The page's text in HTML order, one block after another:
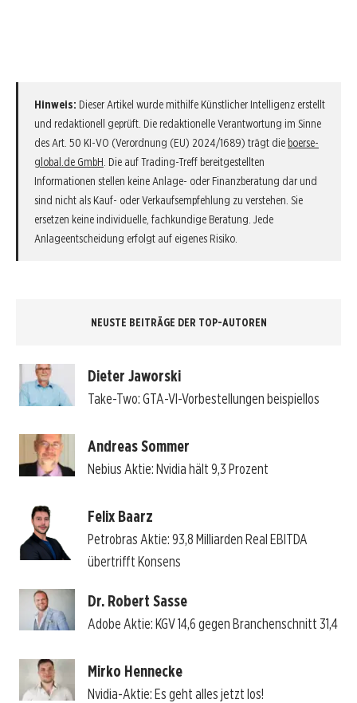
Hinweis: Dieser Artikel wurde mithilfe Künstlicher Intelligenz erstellt
und redaktionell geprüft. Die redaktionelle Verantwortung im Sinne
des Art. 50 KI-VO (Verordnung (EU) 2024/1689) trägt die boerse-
global.de GmbH . Die auf Trading-Treff bereitgestellten
Informationen stellen keine Anlage- oder Finanzberatung dar und
sind nicht als Kauf- oder Verkaufsempfehlung zu verstehen. Sie
ersetzen keine individuelle, fachkundige Beratung. Jede
Anlageentscheidung erfolgt auf eigenes Risiko.
NEUSTE BEITRÄGE DER TOP-AUTOREN
Dieter Jaworski
Take-Two: GTA-VI-Vorbestellungen beispiellos
Andreas Sommer
Nebius Aktie: Nvidia hält 9,3 Prozent
Felix Baarz
Petrobras Aktie: 93,8 Milliarden Real EBITDA
übertrifft Konsens
Dr. Robert Sasse
Adobe Aktie: KGV 14,6 gegen Branchenschnitt 31,4
Mirko Hennecke
Nvidia-Aktie: Es geht alles jetzt los!